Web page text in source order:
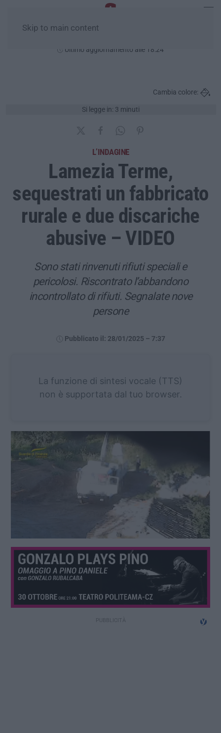
Skip to main content
Ultimo aggiornamento alle 18:24
Si legge in: 3 minuti
Cambia colore:
L’INDAGINE
Lamezia Terme,
sequestrati un fabbricato
rurale e due discariche
abusive – VIDEO
Sono stati rinvenuti rifiuti speciali e
pericolosi. Riscontrato l’abbandono
incontrollato di rifiuti. Segnalate nove
persone
Pubblicato il: 28/01/2025 – 7:37
La funzione di sintesi vocale (TTS)
non è supportata dal tuo browser.